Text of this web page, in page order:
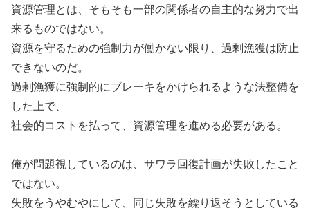
資源管理とは、そもそも一部の関係者の自主的な努力で出
来るものではない。
資源を守るための強制力が働かない限り、過剰漁獲は防止
できないのだ。
過剰漁獲に強制的にブレーキをかけられるような法整備を
した上で、
社会的コストを払って、資源管理を進める必要がある。
俺が問題視しているのは、サワラ回復計画が失敗したこと
ではない。
失敗をうやむやにして、同じ失敗を繰り返そうとしている